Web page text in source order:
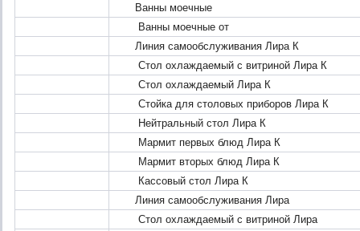
Ванны моечные
Ванны моечные от
Линия самообслуживания Лира К
Стол охлаждаемый с витриной Лира К
Стол охлаждаемый Лира К
Стойка для столовых приборов Лира К
Нейтральный стол Лира К
Мармит первых блюд Лира К
Мармит вторых блюд Лира К
Кассовый стол Лира К
Линия самообслуживания Лира
Стол охлаждаемый с витриной Лира